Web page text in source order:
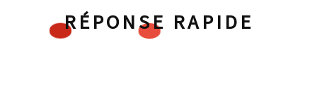
RÉPONSE RAPIDE